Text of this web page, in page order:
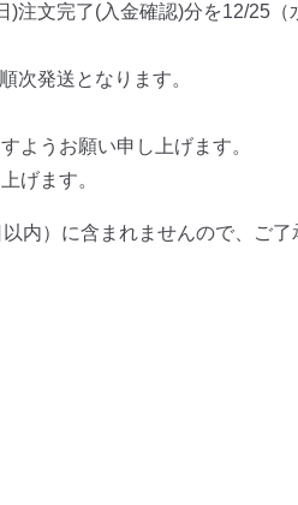
注文完了(入金確認)分を12/25（
次発送となります。
ようお願い申し上げます。
げます。
内）に含まれませんので、ご了